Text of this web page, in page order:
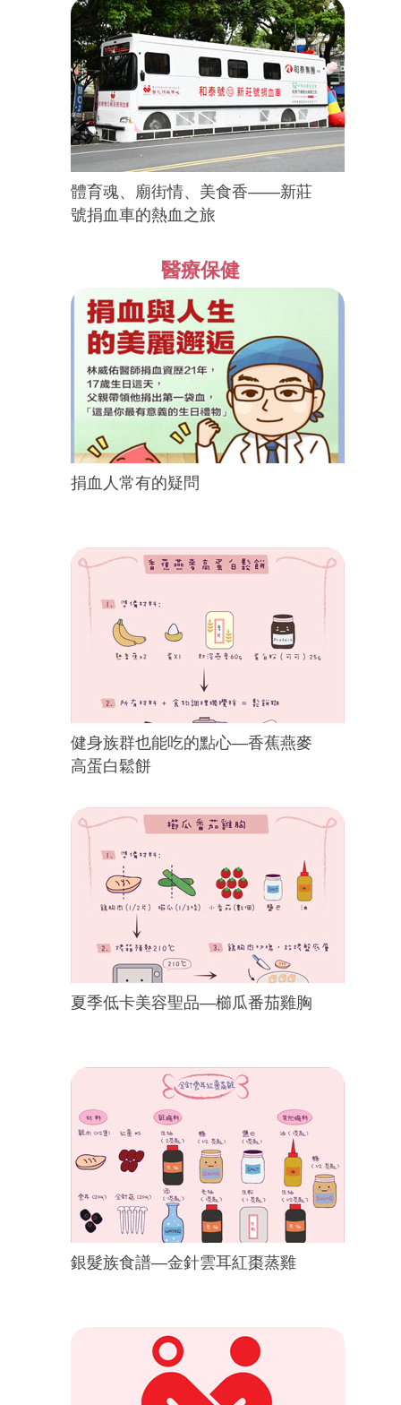
體育魂、廟街情、美食香——新莊
號捐血車的熱血之旅
醫療保健
捐血人常有的疑問
健身族群也能吃的點心—香蕉燕麥
高蛋白鬆餅
夏季低卡美容聖品—櫛瓜番茄雞胸
銀髮族食譜—金針雲耳紅棗蒸雞